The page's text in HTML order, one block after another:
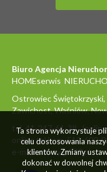
Biuro Agencja
HOMEserwis
Ostrowiec Świętokrzyski,
Zawichost, Waśniów,
tel. 41-247-61-38 (online
online tel.kom. 512-
e-mail: oferty@977.pl
Ta strona wykorzystuje
celu dostosowania
klientów. Zmiany
dokonać w dowolnej